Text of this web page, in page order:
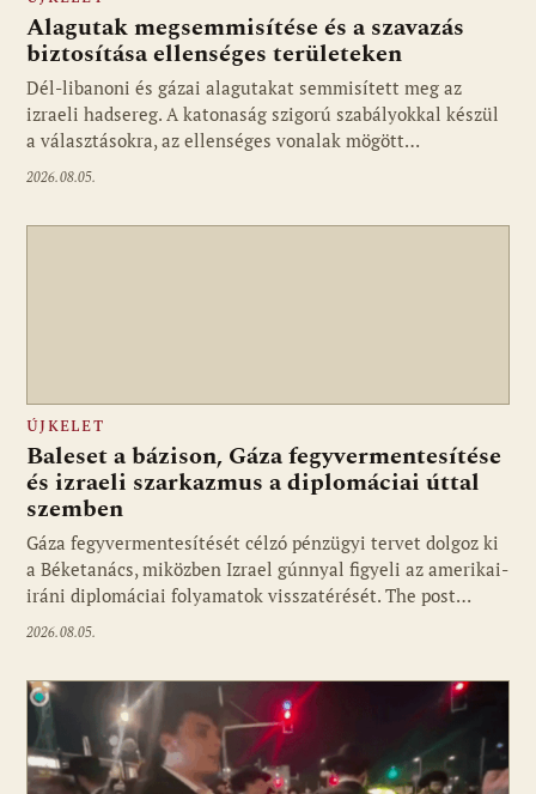
Alagutak megsemmisítése és a szavazás
biztosítása ellenséges területeken
Dél-libanoni és gázai alagutakat semmisített meg az
izraeli hadsereg. A katonaság szigorú szabályokkal készül
a választásokra, az ellenséges vonalak mögött…
2026.08.05.
ÚJKELET
Baleset a bázison, Gáza fegyvermentesítése
és izraeli szarkazmus a diplomáciai úttal
szemben
Gáza fegyvermentesítését célzó pénzügyi tervet dolgoz ki
a Béketanács, miközben Izrael gúnnyal figyeli az amerikai-
iráni diplomáciai folyamatok visszatérését. The post…
2026.08.05.